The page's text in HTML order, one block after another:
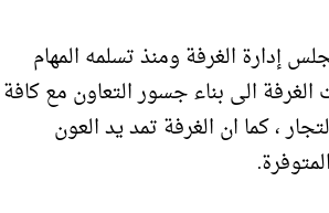
إدارة الغرفة ومنذ تسلمه المهام
الى بناء جسور التعاون مع كافة
، كما ان الغرفة تمد يد العون